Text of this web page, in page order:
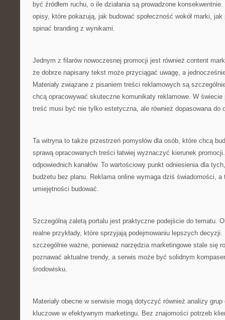
być źródłem ruchu, o ile działania są prowadzone
opisy, które pokazują, jak budować społeczność wokół marki,
spinać branding z wynikami.
Jednym z filarów nowoczesnej promocji jest również content
że dobrze napisany tekst może przyciągać uwagę, a
Materiały związane z pisaniem treści reklamowych są
chcą opracowywać skuteczne komunikaty reklamowe. W świecie
treść musi być nie tylko estetyczna, ale również dopasowana do
Ta witryna to także przestrzeń pomysłów dla osób, które chcą
sprawą opracowanych treści łatwiej wyznaczyć kierunek
odpowiednich kanałów. To wartościowy punkt odniesienia dla
budżetu bez planu. Reklama online wymaga dziś świadomości, a
umiejętności budować.
Szczególną zaletą portalu jest praktyczne podejście do tematu.
realne przykłady, które sprzyjają podejmowaniu lepszych
szczególnie ważne, ponieważ narzędzia marketingowe stale się
poznawać aktualne trendy, a serwis może być solidnym
środowisku.
Materiały obecne w serwisie mogą dotyczyć również analizy
kluczowe w efektywnym marketingu. Bez znajomości potrzeb